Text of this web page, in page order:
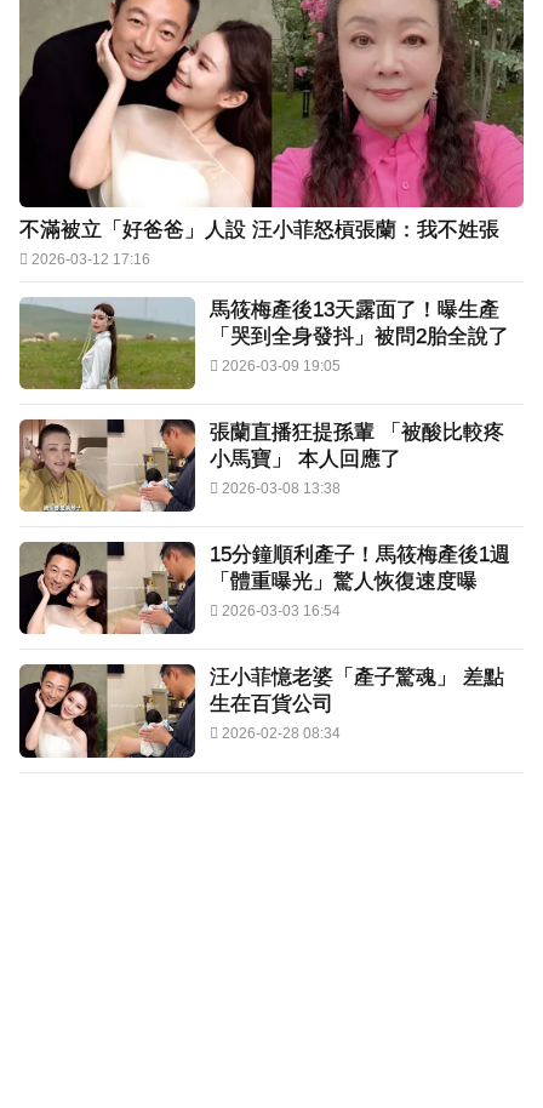
不滿被立「好爸爸」人設 汪小菲怒槓張蘭：我不姓張
2026-03-12 17:16
馬筱梅產後13天露面了！曝生產
「哭到全身發抖」被問2胎全說了
2026-03-09 19:05
張蘭直播狂提孫輩 「被酸比較疼
小馬寶」 本人回應了
2026-03-08 13:38
15分鐘順利產子！馬筱梅產後1週
「體重曝光」驚人恢復速度曝
2026-03-03 16:54
汪小菲憶老婆「產子驚魂」 差點
生在百貨公司
2026-02-28 08:34